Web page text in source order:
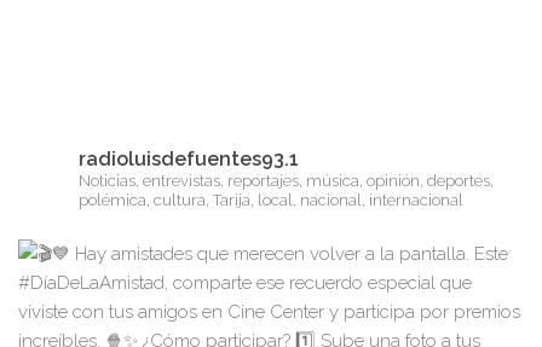
radioluisdefuentes93.1
Noticias, entrevistas, reportajes, música, opinión, deportes,
polémica, cultura, Tarija, local, nacional, internacional